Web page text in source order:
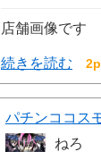
店舗画像です
続きを読む
パチンココス
ねろ